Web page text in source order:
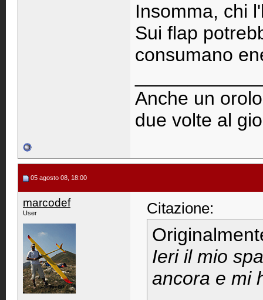
Insomma, chi
Sui flap
consumano
Anche un
due volte al
05 agosto 08, 18:00
marcodef
User Citazione:
Ieri il mio
ancora e mi